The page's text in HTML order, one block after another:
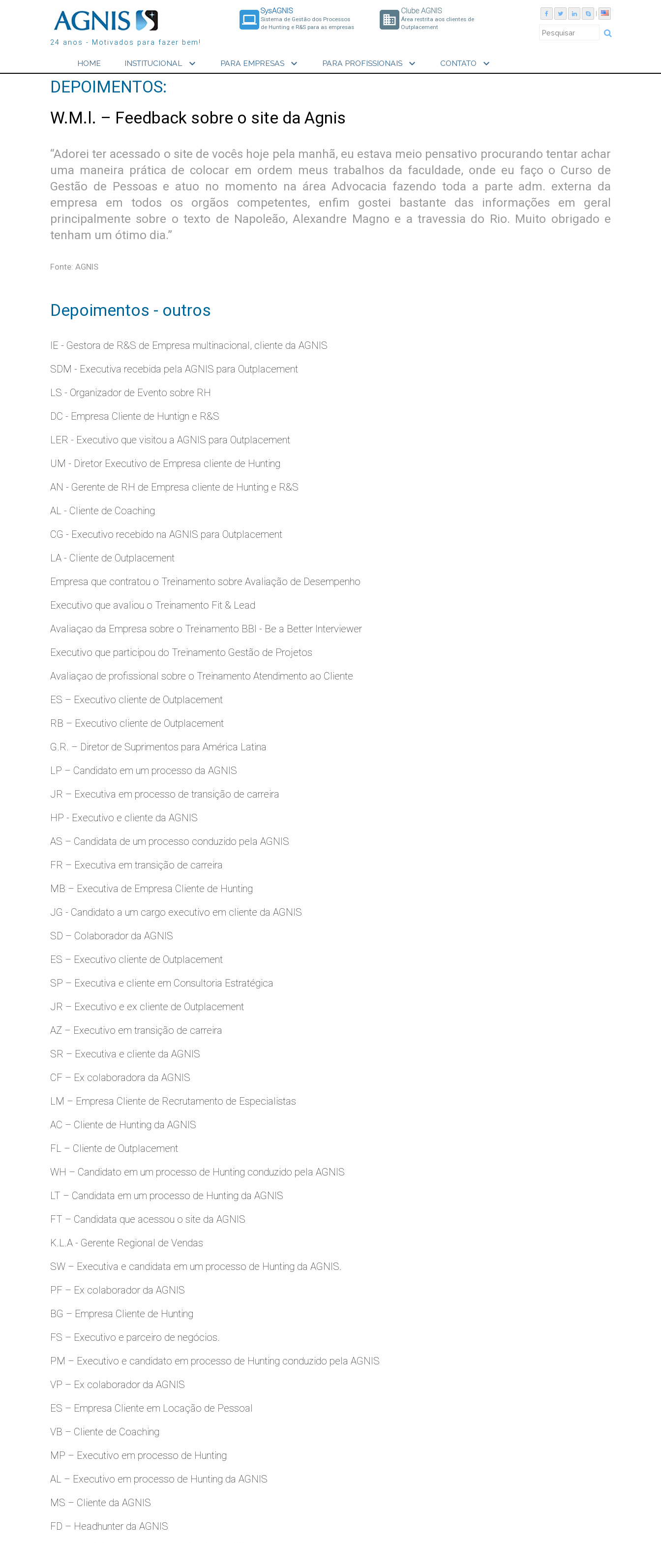
24 anos - Motivados para fazer bem!
laptop
SysAGNIS
Sistema de Gestão dos Processos
de Hunting e R&S para as empresas
business
Clube AGNIS
Área restrita aos clientes de
Outplacement
HOME INSTITUCIONAL expand_more PARA EMPRESAS expand_more PARA PROFISSIONAIS expand_more CONTATO expand_more
DEPOIMENTOS:
W.M.l. – Feedback sobre o site da Agnis
“Adorei ter acessado o site de vocês hoje pela manhã, eu estava meio pensativo procurando tentar achar
uma maneira prática de colocar em ordem meus trabalhos da faculdade, onde eu faço o Curso de
Gestão de Pessoas e atuo no momento na área Advocacia fazendo toda a parte adm. externa da
empresa em todos os orgãos competentes, enfim gostei bastante das informações em geral
principalmente sobre o texto de Napoleão, Alexandre Magno e a travessia do Rio. Muito obrigado e
tenham um ótimo dia.”
Fonte: AGNIS
Depoimentos - outros
IE - Gestora de R&S de Empresa multinacional, cliente da AGNIS
SDM - Executiva recebida pela AGNIS para Outplacement
LS - Organizador de Evento sobre RH
DC - Empresa Cliente de Huntign e R&S
LER - Executivo que visitou a AGNIS para Outplacement
UM - Diretor Executivo de Empresa cliente de Hunting
AN - Gerente de RH de Empresa cliente de Hunting e R&S
AL - Cliente de Coaching
CG - Executivo recebido na AGNIS para Outplacement
LA - Cliente de Outplacement
Empresa que contratou o Treinamento sobre Avaliação de Desempenho
Executivo que avaliou o Treinamento Fit & Lead
Avaliaçao da Empresa sobre o Treinamento BBI - Be a Better Interviewer
Executivo que participou do Treinamento Gestão de Projetos
Avaliaçao de profissional sobre o Treinamento Atendimento ao Cliente
ES – Executivo cliente de Outplacement
RB – Executivo cliente de Outplacement
G.R. – Diretor de Suprimentos para América Latina
LP – Candidato em um processo da AGNIS
JR – Executiva em processo de transição de carreira
HP - Executivo e cliente da AGNIS
AS – Candidata de um processo conduzido pela AGNIS
FR – Executiva em transição de carreira
MB – Executiva de Empresa Cliente de Hunting
JG - Candidato a um cargo executivo em cliente da AGNIS
SD – Colaborador da AGNIS
ES – Executivo cliente de Outplacement
SP – Executiva e cliente em Consultoria Estratégica
JR – Executivo e ex cliente de Outplacement
AZ – Executivo em transição de carreira
SR – Executiva e cliente da AGNIS
CF – Ex colaboradora da AGNIS
LM – Empresa Cliente de Recrutamento de Especialistas
AC – Cliente de Hunting da AGNIS
FL – Cliente de Outplacement
WH – Candidato em um processo de Hunting conduzido pela AGNIS
LT – Candidata em um processo de Hunting da AGNIS
FT – Candidata que acessou o site da AGNIS
K.L.A - Gerente Regional de Vendas
SW – Executiva e candidata em um processo de Hunting da AGNIS.
PF – Ex colaborador da AGNIS
BG – Empresa Cliente de Hunting
FS – Executivo e parceiro de negócios.
PM – Executivo e candidato em processo de Hunting conduzido pela AGNIS
VP – Ex colaborador da AGNIS
ES – Empresa Cliente em Locação de Pessoal
VB – Cliente de Coaching
MP – Executivo em processo de Hunting
AL – Executivo em processo de Hunting da AGNIS
MS – Cliente da AGNIS
FD – Headhunter da AGNIS